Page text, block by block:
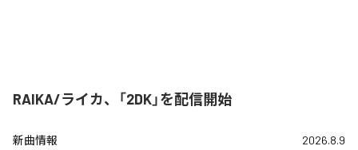
RAIKA/ライカ、「2DK」を配信開始
新曲情報 2026.8.9